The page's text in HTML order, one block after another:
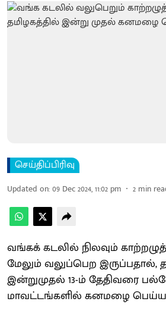
செய்திப்பிரிவு
Updated on:09 Dec 2024, 11:02 pm 2 min
வங்கக் கடலில் நிலவும்
மேலும் வலுப்பெற இருப்பதால்,
இன்றுமுதல் 13-ம் தேதிவரை
மாவட்டங்களில் கனமழை பெய்ய